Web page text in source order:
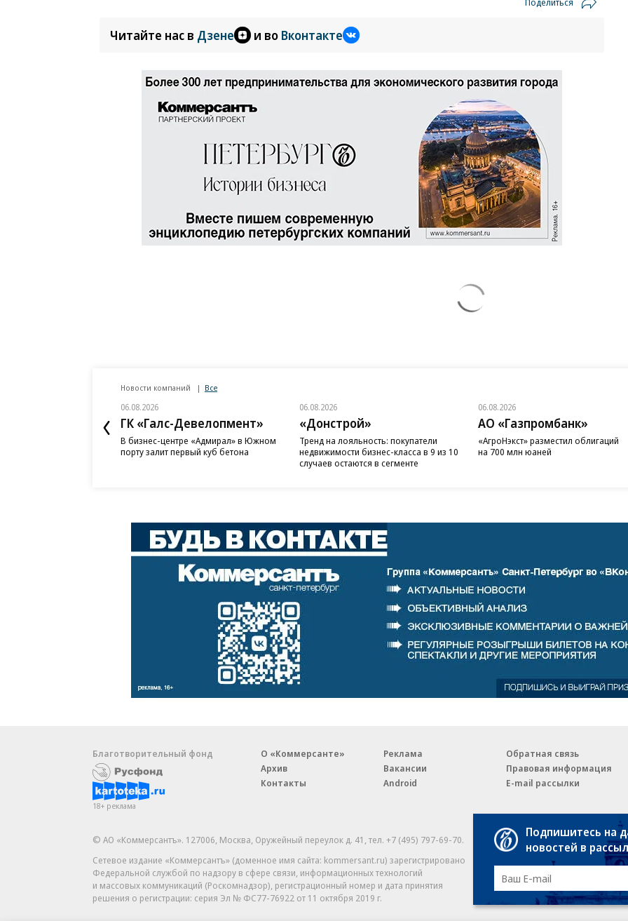
Читайте нас в Дзене и во Вконтакте
Новости компаний Все
06.08.2026
ГК «Галс-Девелопмент»
В бизнес-центре «Адмирал» в Южном
порту залит первый куб бетона
06.08.2026
«Донстрой»
Тренд на лояльность: покупатели
недвижимости бизнес-класса в 9 из 10
случаев остаются в сегменте
06.08.2026
АО «Газпромбанк»
«АгроНэкст» разместил облигаций
на 700 млн юаней
Благотворительный фонд
18+ реклама
О «Коммерсанте»
Архив
Контакты
Реклама
Вакансии
Android
Обратная связь
Правовая информация
E-mail рассылки
© АО «Коммерсантъ». 127006, Москва, Оружейный переулок д. 41,тел. +7 (495) 797-69-70.
Сетевое издание «Коммерсантъ» (доменное имя сайта: kommersant.ru) зарегистрировано
Федеральной службой по надзору в сфере связи, информационных технологий
и массовых коммуникаций (Роскомнадзор), регистрационный номер и дата принятия
решения о регистрации: серия Эл № ФС77-76922 от 11 октября 2019 г.
Партнерские проекты/
«Промо» и «Официальное
На kommersant.ru
Подпишитесь на
новостей в